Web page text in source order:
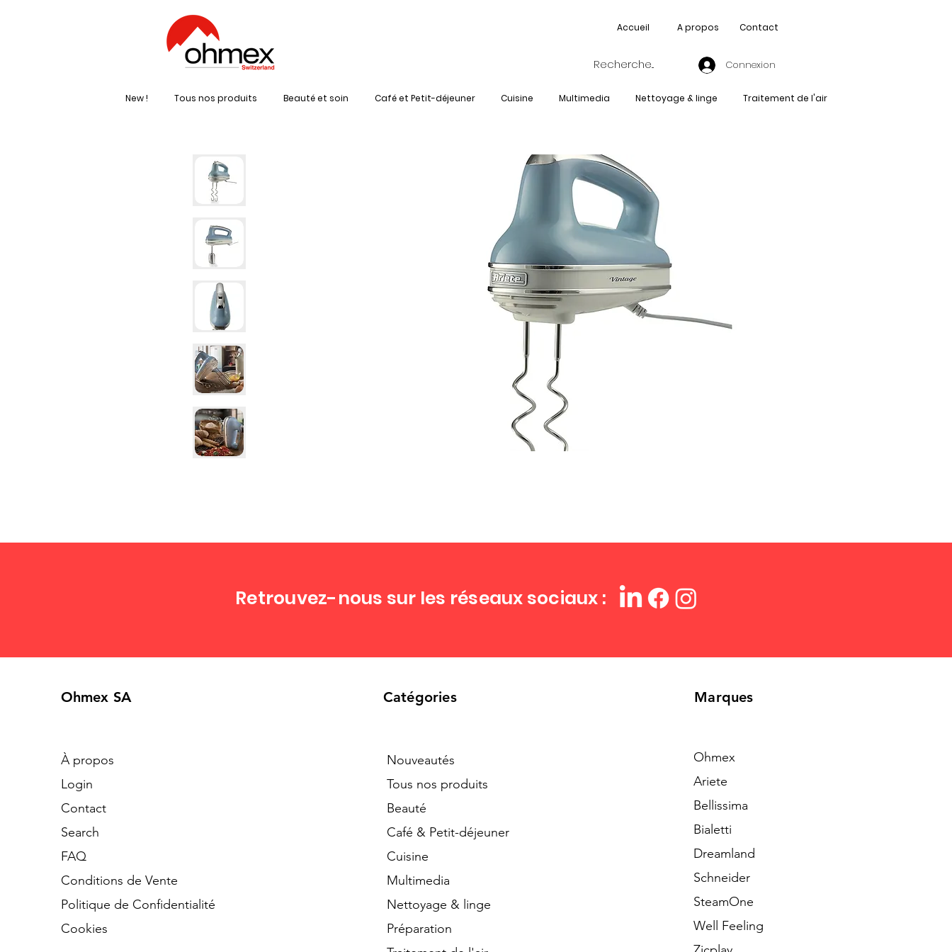
Accueil A propos Contact
Connexion
New ! Tous nos produits Beauté et soin Café et Petit-déjeuner Cuisine Multimedia Nettoyage & linge Traitement de l'air
Retrouvez-nous sur les réseaux sociaux :
Ohmex SA
À propos
Login
Contact
Search
​FAQ
Conditions de Vente
Politique de Confidentialité
Cookies
Catégories
Nouveautés
Tous nos produits
Beauté
Café & Petit-déjeuner
Cuisine
Multimedia
Nettoyage & linge
Préparation
Marques
Ohmex
Ariete
Bellissima
Bialetti
Dreamland
Schneider
SteamOne
Well Feeling